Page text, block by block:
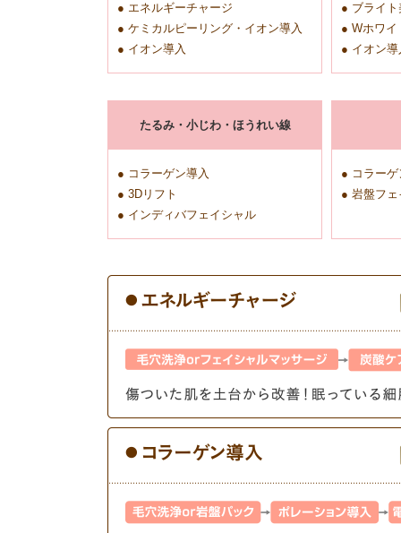
● エネルギーチャージ
● ケミカルピーリング・イオン導入
● イオン導入
● ブライト
● Wホワイ
● イオン
たるみ・小じわ・ほうれい線
● コラーゲン導入
● 3Dリフト
● インディバフェイシャル
● コラーゲ
● 岩盤フ